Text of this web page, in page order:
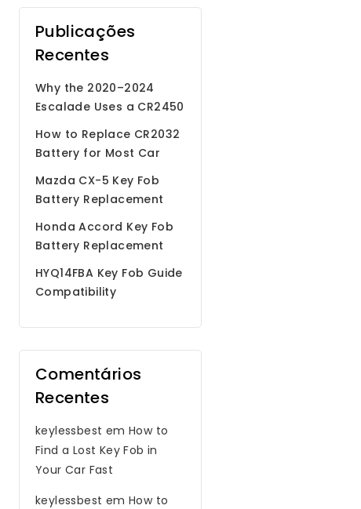
Publicações
Recentes
Why the 2020–2024
Escalade Uses a CR2450
How to Replace CR2032
Battery for Most Car
Remote Key Fobs
Mazda CX-5 Key Fob
Battery Replacement
Step by Step Guide
Honda Accord Key Fob
Battery Replacement
HYQ14FBA Key Fob Guide
Compatibility
Comentários
Recentes
keylessbest emHow to
Find a Lost Key Fob in
Your Car Fast
keylessbest emHow to